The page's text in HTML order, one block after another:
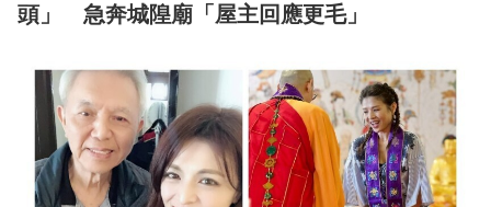
頭」 急奔城隍廟「屋主回應更毛」